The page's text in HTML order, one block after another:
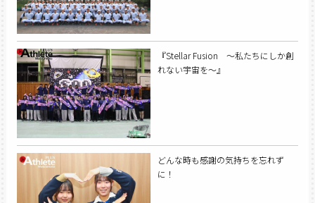
『Stellar Fusion 〜私たちにしか創
れない宇宙を〜』
どんな時も感謝の気持ちを忘れず
に！